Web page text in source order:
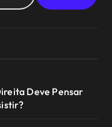
Deve Pensar